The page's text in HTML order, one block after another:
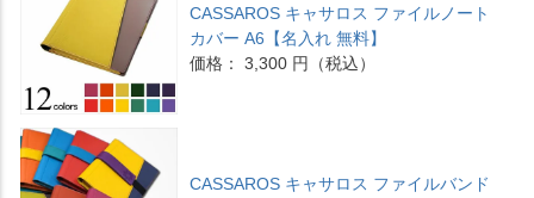
CASSAROS キャサロス ファイルノート
カバー A6【名入れ 無料】
価格： 3,300 円（税込）
CASSAROS キャサロス ファイルバンド